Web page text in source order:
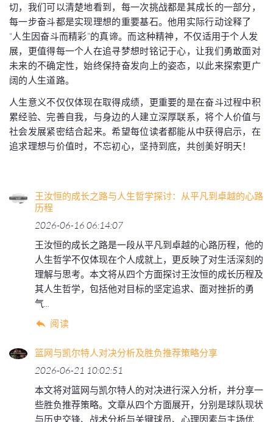
切，我们可以清楚地看到，每一次挑战都是其成长的一部分，
每一步奋斗都是实现理想的重要基石。他用实际行动诠释了
“人生因奋斗而精彩”的真谛。而这种精神，不仅适用于个人发
展，更值得每一个人在追寻梦想时铭记于心，让我们勇敢面对
未来的不确定性，始终保持奋发向上的姿态，以此来探索更广
阔的人生道路。
人生意义不仅仅体现在取得成绩，更重要的是在奋斗过程中积
累经验、完善自我，与身边的人建立深厚联系，将个人价值与
社会发展紧密结合起来。希望每位读者都能从中获得启示，在
追求理想与价值时，不忘初心，坚持到底，共创美好明天！
王汝恒的成长之路与人生哲学探讨：从平凡到卓越的心路
历程
2026-06-16 06:14:07
王汝恒的成长之路是一段从平凡到卓越的心路历程，他的
人生哲学不仅体现在个人成就上，更反映了对生活深刻的
理解与思考。本文将从四个方面探讨王汝恒的成长历程及
其人生哲学，包括他对目标的坚定追求、面对挫折的勇
气...
阅读
篮网与凯尔特人对决分析及胜负推荐策略分享
2026-06-21 10:02:51
本文将对篮网与凯尔特人的对决进行深入分析，并分享一
些胜负推荐策略。文章从四个方面展开，分别是球队现状
与历史交锋、战术分析与关键球员、心理因素与主场优